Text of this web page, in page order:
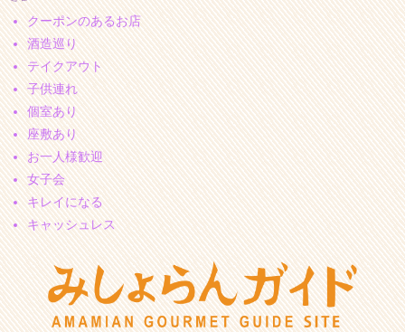
クーポンのあるお店
酒造巡り
テイクアウト
子供連れ
個室あり
座敷あり
お一人様歓迎
女子会
キレイになる
キャッシュレス